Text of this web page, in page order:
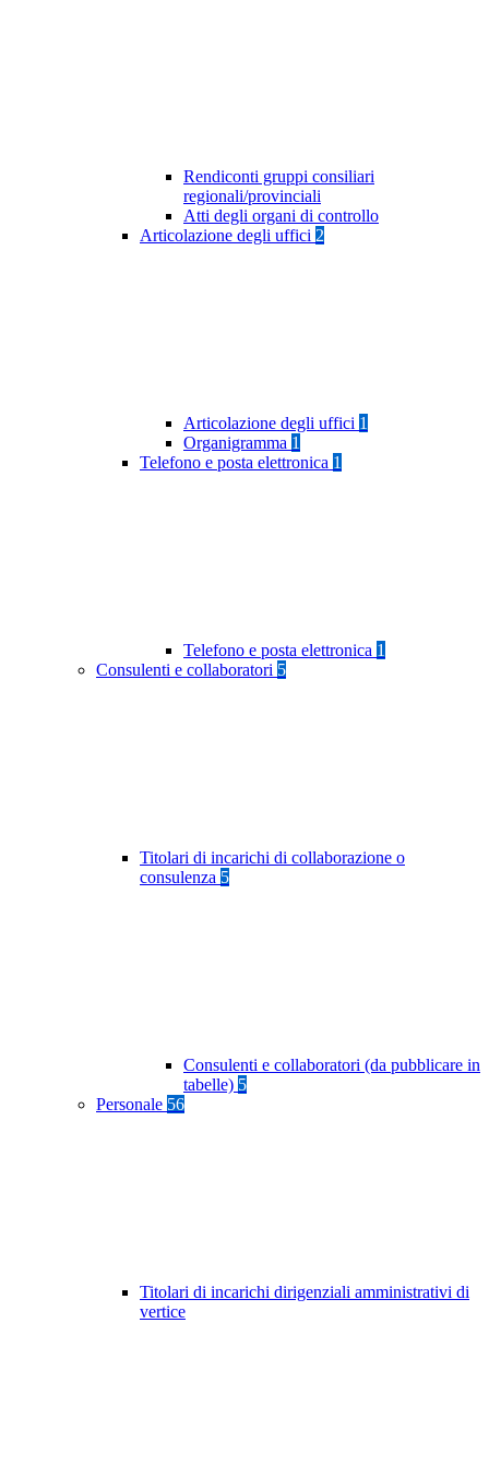
Rendiconti gruppi consiliari
regionali/provinciali
Atti degli organi di controllo
Articolazione degli uffici 2
Articolazione degli uffici 1
Organigramma 1
Telefono e posta elettronica 1
Telefono e posta elettronica 1
Consulenti e collaboratori 5
Titolari di incarichi di collaborazione o
consulenza 5
Consulenti e collaboratori (da pubblicare in
tabelle) 5
Personale 56
Titolari di incarichi dirigenziali amministrativi di
vertice